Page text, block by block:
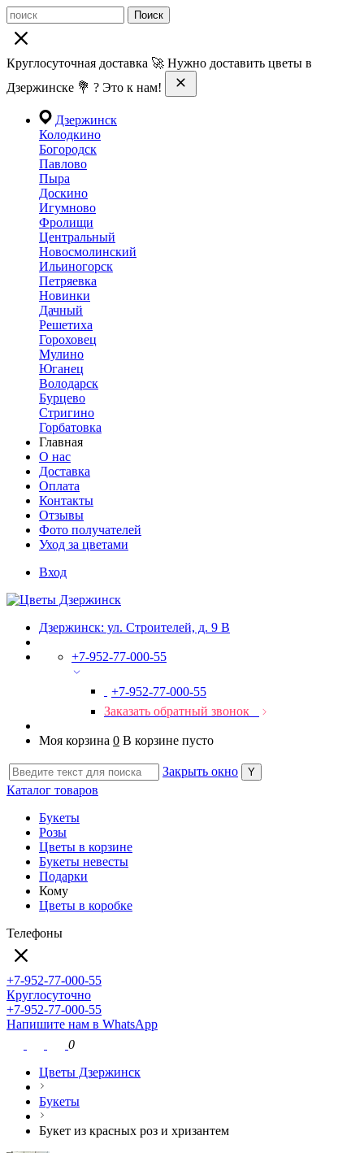
Поиск
Круглосуточная доставка 🚀 Нужно доставить цветы в
Дзержинске 💐 ? Это к нам!
Дзержинск
Колодкино
Богородск
Павлово
Пыра
Доскино
Игумново
Фролищи
Центральный
Новосмолинский
Ильиногорск
Петряевка
Новинки
Дачный
Решетиха
Гороховец
Мулино
Юганец
Володарск
Бурцево
Стригино
Горбатовка
Главная
О нас
Доставка
Оплата
Контакты
Отзывы
Фото получателей
Уход за цветами
Вход
Дзержинск: ул. Строителей, д. 9 В
+7-952-77-000-55
+7-952-77-000-55
Заказать обратный звонок
Моя корзина 0 В корзине пусто
Закрыть окно
Каталог товаров
Букеты
Розы
Цветы в корзине
Букеты невесты
Подарки
Кому
Цветы в коробке
Телефоны
+7-952-77-000-55
Круглосуточно
+7-952-77-000-55
Напишите нам в WhatsApp
0
Цветы Дзержинск
Букеты
Букет из красных роз и хризантем